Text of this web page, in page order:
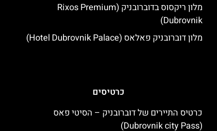
מלון ריקסוס בדוברובניק (Rixos Premium
Dubrovnik)
מלון דוברובניק פאלאס (Hotel Dubrovnik Palace)
כרטיסים
כרטיס התיירים של דוברובניק – הסיטי פאס
(Dubrovnik city Pass)